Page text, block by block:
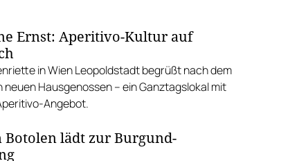
Ernst: Aperitivo-Kultur auf
in Wien Leopoldstadt begrüßt nach dem
neuen Hausgenossen – ein Ganztagslokal mit
Angebot.
Botolen lädt zur Burgund-